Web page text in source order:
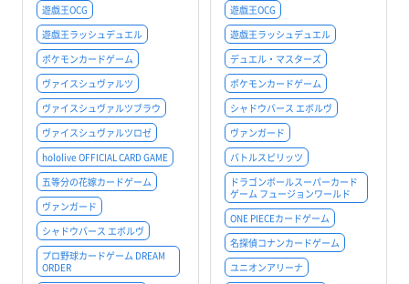
遊戯王OCG
遊戯王ラッシュデュエル
ポケモンカードゲーム
ヴァイスシュヴァルツ
ヴァイスシュヴァルツブラウ
ヴァイスシュヴァルツロゼ
hololive OFFICIAL CARD GAME
五等分の花嫁カードゲーム
ヴァンガード
シャドウバース エボルヴ
プロ野球カードゲーム DREAM
ORDER
遊戯王OCG
遊戯王ラッシュデュエル
デュエル・マスターズ
ポケモンカードゲーム
シャドウバース エボルヴ
ヴァンガード
バトルスピリッツ
ドラゴンボールスーパーカード
ゲーム フュージョンワールド
ONE PIECEカードゲーム
名探偵コナンカードゲーム
ユニオンアリーナ